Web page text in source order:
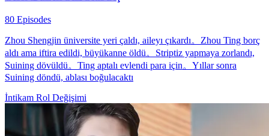
80 Episodes
Zhou Shengjin üniversite yeri çaldı, aileyı çıkardı。Zhou Ting borç
aldı ama iftira edildi, büyükanne öldü。Striptiz yapmaya zorlandı,
Suining dövüldü。Ting aptalı evlendi para için。Yıllar sonra
Suining döndü, ablası boğulacaktı
İntikam Rol Değişimi